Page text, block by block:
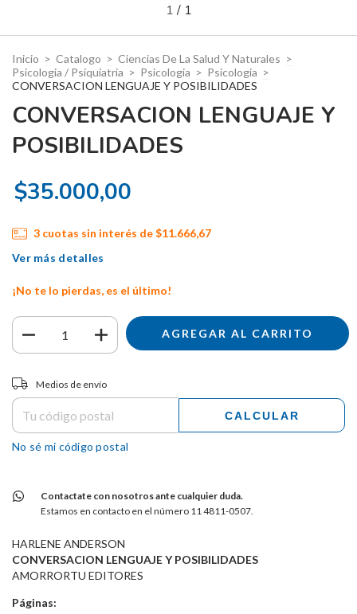
1 / 1
Inicio > Catalogo > Ciencias De La Salud Y Naturales >
Psicologia / Psiquiatria > Psicologia > Psicologia >
CONVERSACION LENGUAJE Y POSIBILIDADES
CONVERSACION LENGUAJE Y
POSIBILIDADES
$35.000,00
3 cuotas sin interés de$11.666,67
Ver más detalles
¡No te lo pierdas, es el último!
Entregas para el CP:
Medios de envío
CALCULAR
No sé mi código postal
Contactate con nosotros ante cualquier duda.
Estamos en contacto en el número 11 4811-0507.
HARLENE ANDERSON
CONVERSACION LENGUAJE Y POSIBILIDADES
AMORRORTU EDITORES
Páginas: